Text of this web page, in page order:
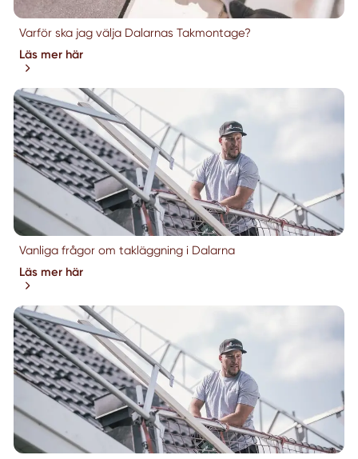
Varför ska jag välja Dalarnas Takmontage?
Läs mer här
Vanliga frågor om takläggning i Dalarna
Läs mer här